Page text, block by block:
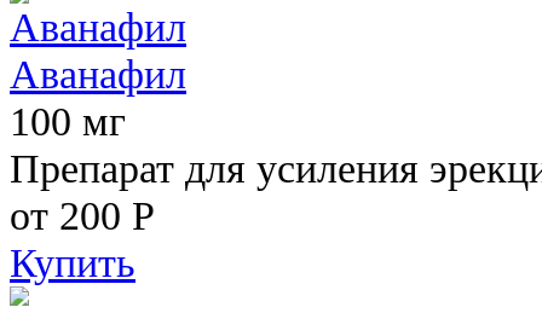
Аванафил
100 мг
Препарат для усиления
от 200 Р
Купить